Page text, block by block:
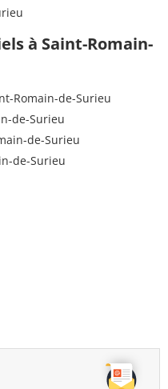
à Saint-Romain-
Romain-de-Surieu
de-Surieu
de-Surieu
de-Surieu